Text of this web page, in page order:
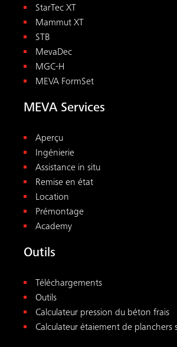
StarTec XT
Mammut XT
STB
MevaDec
MGC-H
MEVA FormSet
MEVA Services
Aperçu
Ingénierie
Assistance in situ
Remise en état
Location
Prémontage
Academy
Outils
Téléchargements
Outils
Calculateur pression du béton frais
Calculateur étaiement de planchers